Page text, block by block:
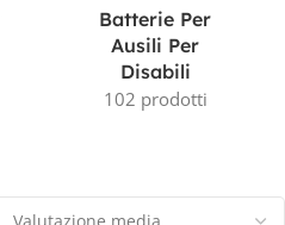
Batterie Per
Ausili Per
Disabili
102 prodotti